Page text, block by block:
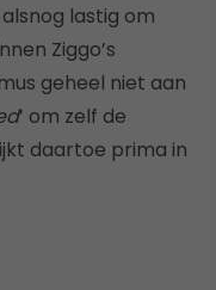
lastig om
Ziggo’s
geheel niet aan
’ om zelf de
daartoe prima in